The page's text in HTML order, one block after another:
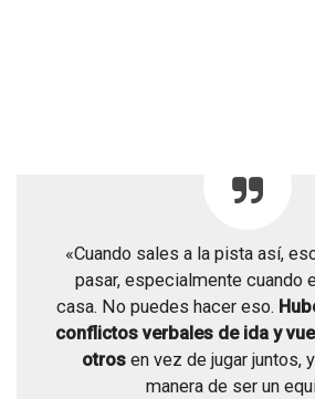
«Cuando sales a la pista así,
pasar, especialmente cuando
casa. No puedes hacer eso.
conflictos verbales de ida y
otros en vez de jugar juntos,
manera de ser un